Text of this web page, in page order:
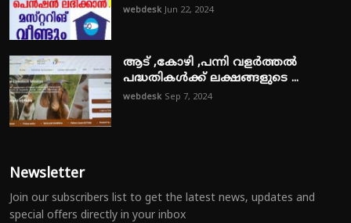
webdesk Jun 22, 2024
ആട് ,കോഴി ,പന്നി വളർത്തൽ
പദ്ധതികൾക്ക് ലക്ഷങ്ങളുടെ ...
webdesk Sep 7, 2024
Newsletter
Join our subscribers list to get the latest news, updates and
special offers directly in your inbox